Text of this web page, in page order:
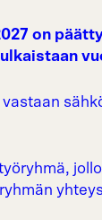
on